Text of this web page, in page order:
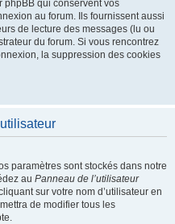
phpBB qui conservent vos
au forum. Ils fournissent aussi
de lecture des messages (lu ou
du forum. Si vous rencontrez
la suppression des cookies
paramètres sont stockés dans notre
au Panneau de l’utilisateur
sur votre nom d’utilisateur en
de modifier tous les